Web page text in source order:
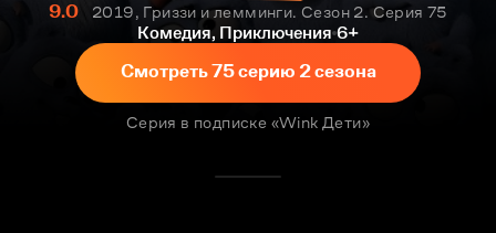
9.0
2019, Гриззи и лемминги. Сезон 2. Серия 75
Комедия, Приключения 6+
Смотреть 75 серию 2 сезона
Серия в подписке «Wink Дети»